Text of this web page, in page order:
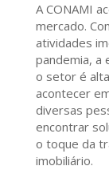
A CONAMI
mercado.
atividades
pandemia, a
o setor é
acontecer
diversas
encontrar
o toque da
imobiliário.